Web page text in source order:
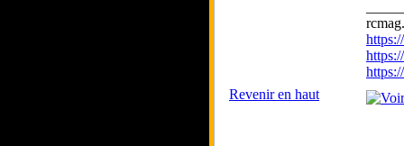
Revenir en haut